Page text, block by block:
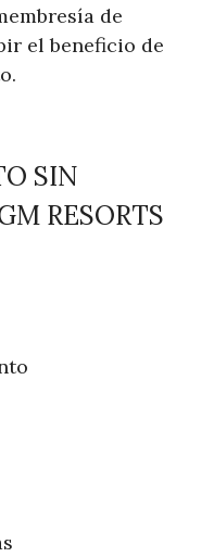
de
el beneficio de
SIN
RESORTS